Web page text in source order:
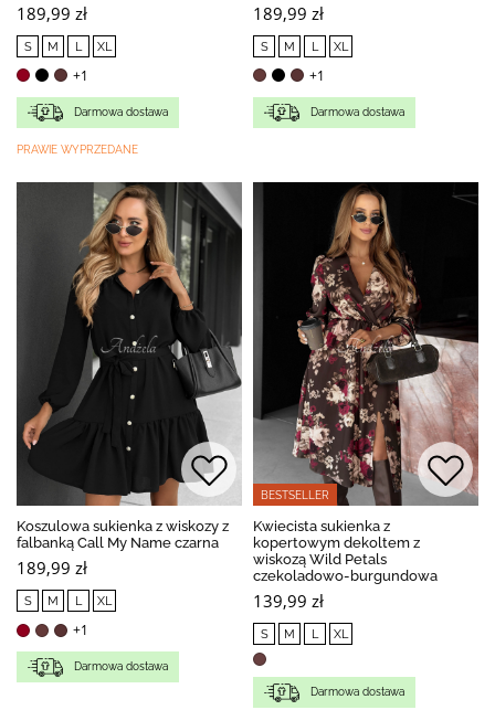
189,99 zł
S M L XL
+1
Darmowa dostawa
PRAWIE WYPRZEDANE
189,99 zł
S M L XL
+1
Darmowa dostawa
Koszulowa sukienka z wiskozy z
falbanką Call My Name czarna
189,99 zł
S M L XL
+1
Darmowa dostawa
BESTSELLER
Kwiecista sukienka z
kopertowym dekoltem z
wiskozą Wild Petals
czekoladowo-burgundowa
139,99 zł
S M L XL
Darmowa dostawa